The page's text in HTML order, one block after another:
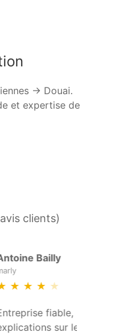
→ Douai.
et expertise de
clients)
avec